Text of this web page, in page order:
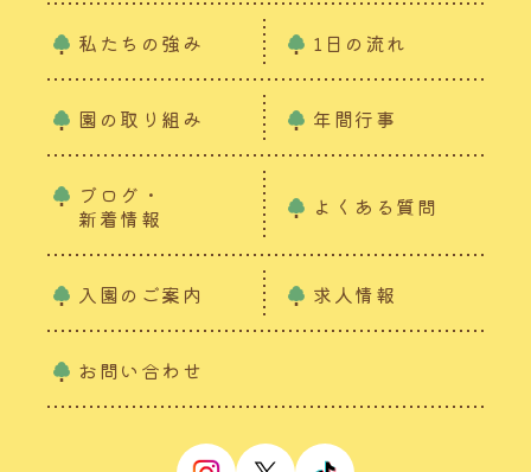
私たちの強み 1日の流れ
園の取り組み 年間行事
ブログ・
新着情報
よくある質問
入園のご案内 求人情報
お問い合わせ